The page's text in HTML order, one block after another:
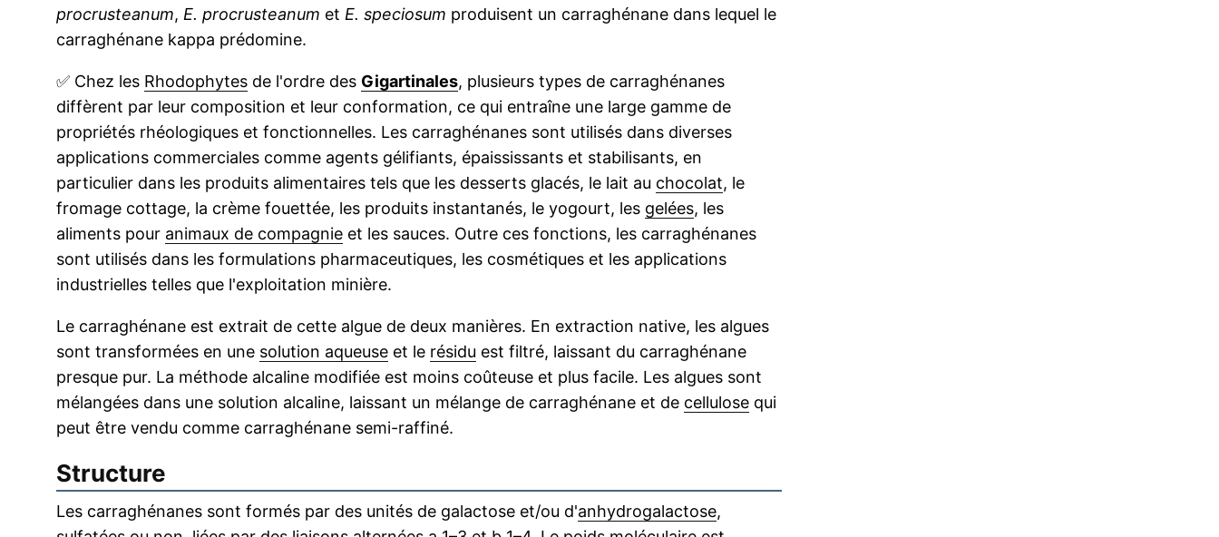
procrusteanum, E. procrusteanum et E. speciosum produisent un carraghénane dans lequel le
carraghénane kappa prédomine.
✅ Chez les Rhodophytes de l'ordre des Gigartinales, plusieurs types de carraghénanes
diffèrent par leur composition et leur conformation, ce qui entraîne une large gamme de
propriétés rhéologiques et fonctionnelles. Les carraghénanes sont utilisés dans diverses
applications commerciales comme agents gélifiants, épaississants et stabilisants, en
particulier dans les produits alimentaires tels que les desserts glacés, le lait au chocolat, le
fromage cottage, la crème fouettée, les produits instantanés, le yogourt, les gelées, les
aliments pour animaux de compagnie et les sauces. Outre ces fonctions, les carraghénanes
sont utilisés dans les formulations pharmaceutiques, les cosmétiques et les applications
industrielles telles que l'exploitation minière.
Le carraghénane est extrait de cette algue de deux manières. En extraction native, les algues
sont transformées en une solution aqueuse et le résidu est filtré, laissant du carraghénane
presque pur. La méthode alcaline modifiée est moins coûteuse et plus facile. Les algues sont
mélangées dans une solution alcaline, laissant un mélange de carraghénane et de cellulose qui
peut être vendu comme carraghénane semi-raffiné.
Structure
Les carraghénanes sont formés par des unités de galactose et/ou d'anhydrogalactose,